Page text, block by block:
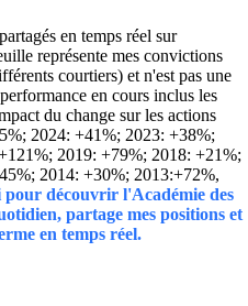
en temps réel sur
représente mes convictions
courtiers) et n'est pas une
en cours inclus les
du change sur les actions
2024: +41%; 2023: +38%;
2019: +79%; 2018: +21%;
2014: +30%; 2013:+72%,
pour découvrir l'Académie des
partage mes positions et
en temps réel.